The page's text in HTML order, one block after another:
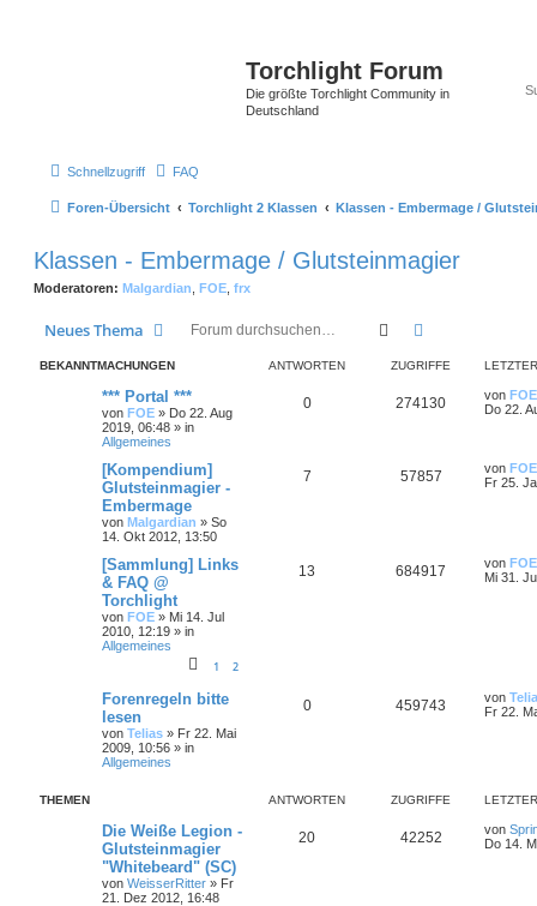
Torchlight Forum
Die größte Torchlight Community in
Deutschland
Schnellzugriff FAQ
Foren-Übersicht Torchlight 2 Klassen Klassen - Embermage /
Klassen - Embermage / Glutsteinmagier
Moderatoren: Malgardian FOE frx
Neues Thema Suche
BEKANNTMACHUNGEN ANTWORTEN ZUGRIFFE
*** Portal ***
von FOE » Do 22. Aug
2019, 06:48 » in
Allgemeines
0 274130 von FOE
Do 22.
[Kompendium]
Glutsteinmagier -
Embermage
von Malgardian » So
14. Okt 2012, 13:50
7 57857 von FOE
Fr 25.
[Sammlung] Links
& FAQ @
Torchlight
von FOE » Mi 14. Jul
2010, 12:19 » in
Allgemeines
1 2
13 684917 von FOE
Mi 31.
Forenregeln bitte
lesen
von Telias » Fr 22. Mai
2009, 10:56 » in
Allgemeines
0 459743 von
Fr 22.
THEMEN ANTWORTEN ZUGRIFFE
Die Weiße Legion -
Glutsteinmagier
"Whitebeard" (SC)
von WeisserRitter » Fr
21. Dez 2012, 16:48
20 42252 von
Do 14.